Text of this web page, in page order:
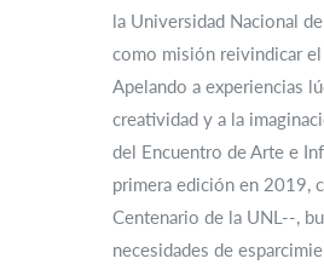
la Universidad Nacional
como misión reivindicar
Apelando a experiencias
creatividad y a la
del Encuentro de Arte e
primera edición en 2019,
Centenario de la UNL--,
necesidades de